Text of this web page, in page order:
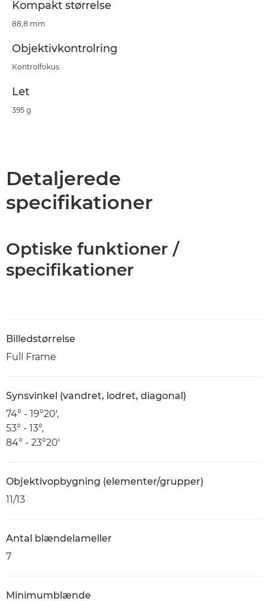
Kompakt størrelse
88,8 mm
Objektivkontrolring
Kontrolfokus
Let
395 g
Detaljerede
specifikationer
Optiske funktioner /
specifikationer
Billedstørrelse
Full Frame
Synsvinkel (vandret, lodret, diagonal)
74° - 19°20',
53° - 13°,
84° - 23°20'
Objektivopbygning (elementer/grupper)
11/13
Antal blændelameller
7
Minimumblænde